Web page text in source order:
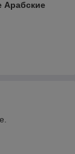
Арабские